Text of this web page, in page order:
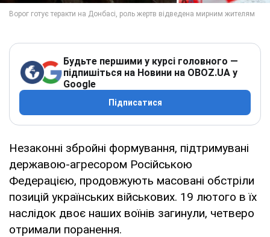
Будьте першими у курсі головного —
підпишіться на Новини на OBOZ.UA у
Google
Підписатися
Незаконні збройні формування, підтримувані
державою-агресором Російською
Федерацією, продовжують масовані обстріли
позицій українських військових. 19 лютого в їх
наслідок двоє наших воїнів загинули, четверо
отримали поранення.